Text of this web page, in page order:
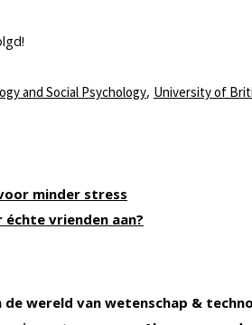
and Social Psychology, University of
minder stress
échte vrienden aan?
de wereld van wetenschap &